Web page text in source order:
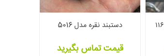
دستبند نقره مردانه کارتیر ۱۱۶
دستبند نقره مدل 5016
قیمت تماس بگیرید